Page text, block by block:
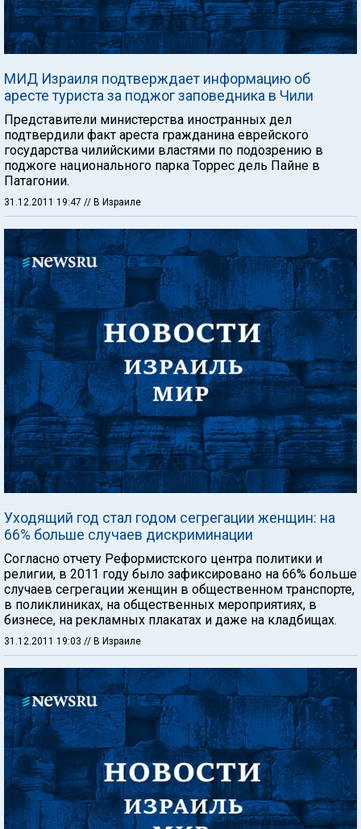
МИД Израиля подтверждает информацию об
аресте туриста за поджог заповедника в Чили
Представители министерства иностранных дел
подтвердили факт ареста гражданина еврейского
государства чилийскими властями по подозрению в
поджоге национального парка Торрес дель Пайне в
Патагонии.
31.12.2011 19:47 // В Израиле
Уходящий год стал годом сегрегации женщин: на
66% больше случаев дискриминации
Согласно отчету Реформистского центра политики и
религии, в 2011 году было зафиксировано на 66% больше
случаев сегрегации женщин в общественном транспорте,
в поликлиниках, на общественных мероприятиях, в
бизнесе, на рекламных плакатах и даже на кладбищах.
31.12.2011 19:03 // В Израиле